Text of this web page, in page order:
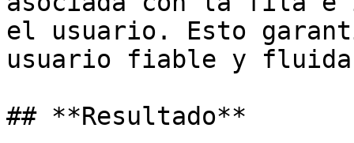
el usuario. Esto
usuario fiable y
## **Resultado**